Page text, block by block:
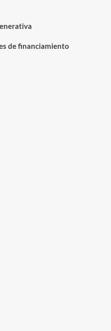
de financiamiento